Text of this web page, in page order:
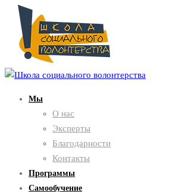
Мы
О нас
Эксперты
Благодарности
Контакты
Программы
Самообучение